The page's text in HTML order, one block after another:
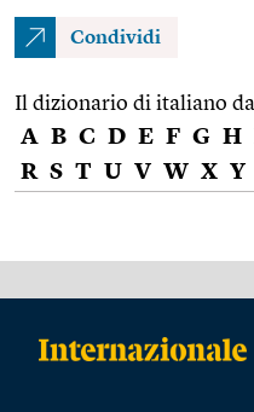
Condividi
Il dizionario di italiano
A B C D E F G H
R S T U V W X Y